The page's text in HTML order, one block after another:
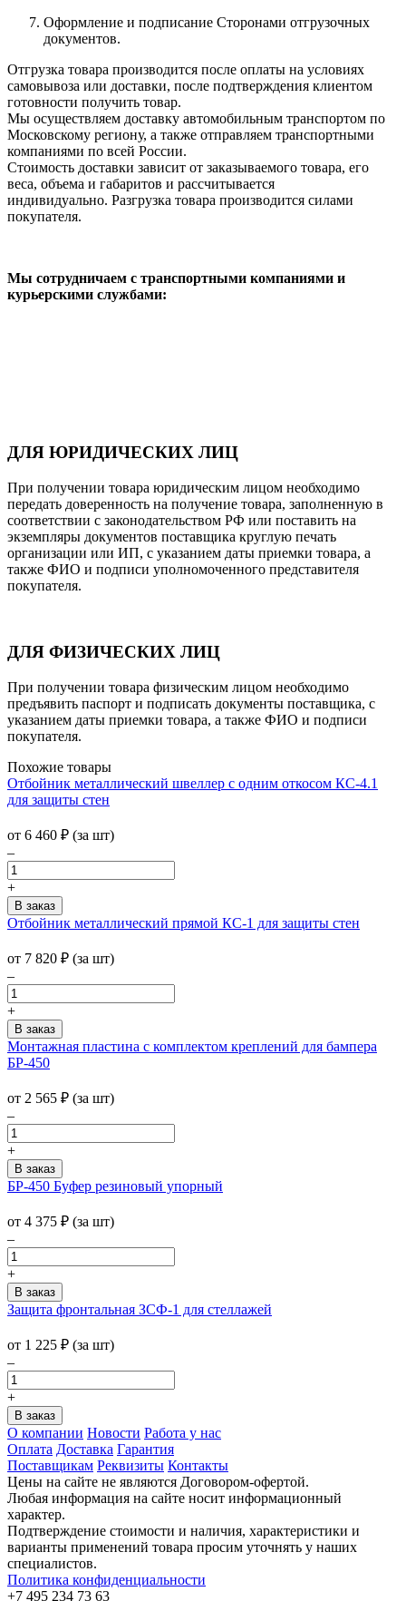
Оформление и подписание Сторонами отгрузочных
документов.
Отгрузка товара производится после оплаты на условиях
самовывоза или доставки, после подтверждения клиентом
готовности получить товар.
Мы осуществляем доставку автомобильным транспортом по
Московскому региону, а также отправляем транспортными
компаниями по всей России.
Стоимость доставки зависит от заказываемого товара, его
веса, объема и габаритов и рассчитывается
индивидуально. Разгрузка товара производится силами
покупателя.
Мы сотрудничаем с транспортными компаниями и
курьерскими службами:
ДЛЯ ЮРИДИЧЕСКИХ ЛИЦ
При получении товара юридическим лицом необходимо
передать доверенность на получение товара, заполненную в
соответствии с законодательством РФ или поставить на
экземпляры документов поставщика круглую печать
организации или ИП, с указанием даты приемки товара, а
также ФИО и подписи уполномоченного представителя
покупателя.
ДЛЯ ФИЗИЧЕСКИХ ЛИЦ
При получении товара физическим лицом необходимо
предъявить паспорт и подписать документы поставщика, с
указанием даты приемки товара, а также ФИО и подписи
покупателя.
Похожие товары
Отбойник металлический швеллер с одним откосом КС-4.1
для защиты стен
от 6 460 ₽ (за шт)
–
+
Отбойник металлический прямой КС-1 для защиты стен
от 7 820 ₽ (за шт)
–
+
Монтажная пластина с комплектом креплений для бампера
БР-450
от 2 565 ₽ (за шт)
–
+
БР-450 Буфер резиновый упорный
от 4 375 ₽ (за шт)
–
+
Защита фронтальная ЗСФ-1 для стеллажей
от 1 225 ₽ (за шт)
–
+
О компании Новости Работа у нас
Оплата Доставка Гарантия
Поставщикам Реквизиты Контакты
Цены на сайте не являются Договором-офертой.
Любая информация на сайте носит информационный
характер.
Подтверждение стоимости и наличия, характеристики и
варианты применений товара просим уточнять у наших
специалистов.
Политика конфиденциальности
+7 495 234 73 63